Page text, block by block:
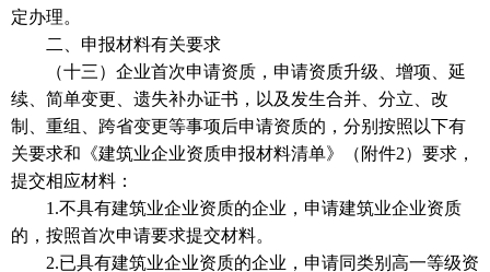
定办理。
二、申报材料有关要求
（十三）企业首次申请资质，申请资质升级、增项、延
续、简单变更、遗失补办证书，以及发生合并、分立、改
制、重组、跨省变更等事项后申请资质的，分别按照以下有
关要求和《建筑业企业资质申报材料清单》（附件2）要求，
提交相应材料：
1.不具有建筑业企业资质的企业，申请建筑业企业资质
的，按照首次申请要求提交材料。
2.已具有建筑业企业资质的企业，申请同类别高一等级资